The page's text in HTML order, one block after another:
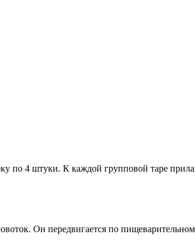
по 4 штуки. К каждой групповой таре
Он передвигается по